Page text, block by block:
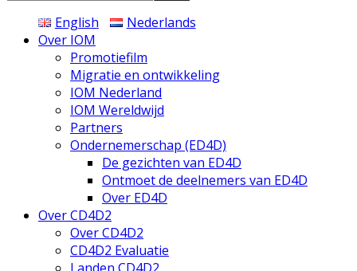
website
English
Nederlands
Over IOM
Promotiefilm
Migratie en ontwikkeling
IOM Nederland
IOM Wereldwijd
Partners
Ondernemerschap (ED4D)
De gezichten van ED4D
Ontmoet de deelnemers van ED4D
Over ED4D
Over CD4D2
Over CD4D2
CD4D2 Evaluatie